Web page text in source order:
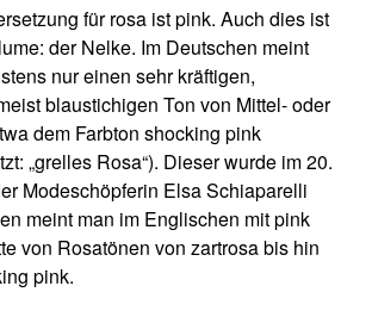
für rosa ist pink. Auch dies ist
der Nelke. Im Deutschen meint
nur einen sehr kräftigen,
blaustichigen Ton von Mittel- oder
dem Farbton shocking pink
„grelles Rosa“). Dieser wurde im 20.
Modeschöpferin Elsa Schiaparelli
meint man im Englischen mit pink
von Rosatönen von zartrosa bis hin
pink.